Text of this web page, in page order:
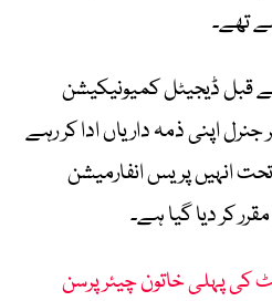
تھے۔
قبل ڈیجیٹل کمیونیکیشن
جنرل اپنی ذمہ داریاں ادا کر رہے
انہیں پریس انفارمیشن
کر دیا گیا ہے۔
کی پہلی خاتون چیئرپرسن